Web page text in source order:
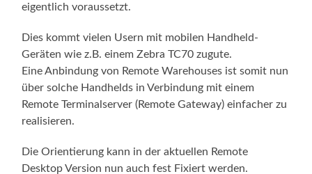
eigentlich voraussetzt.
Dies kommt vielen Usern mit mobilen Handheld-
Geräten wie z.B. einem Zebra TC70 zugute.
Eine Anbindung von Remote Warehouses ist somit nun
über solche Handhelds in Verbindung mit einem
Remote Terminalserver (Remote Gateway) einfacher zu
realisieren.
Die Orientierung kann in der aktuellen Remote
Desktop Version nun auch fest Fixiert werden.